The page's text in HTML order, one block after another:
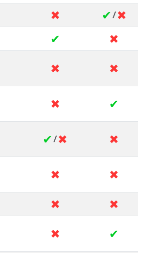
✖ ✔ / ✖
✔ ✖
✖ ✖
✖ ✔
✔ / ✖ ✖
✖ ✖
✖ ✖
✖ ✔